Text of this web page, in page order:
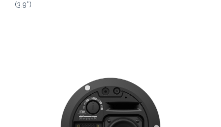
(3,9″)